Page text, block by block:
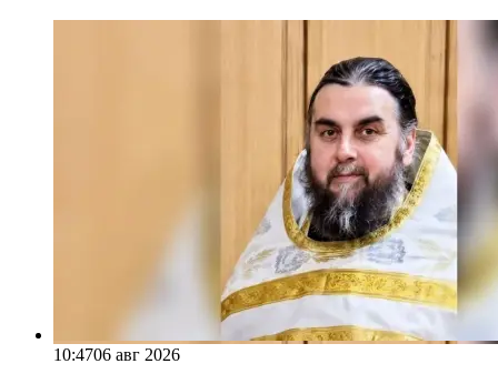
10:4706 авг 2026